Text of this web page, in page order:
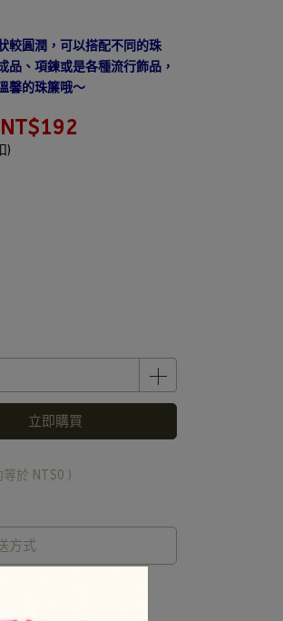
較圓潤，可以搭配不同的珠
品、項鍊或是各種流行飾品，
馨的珠簾哦～
NT$192
)
立即購買
等於 NT$0 )
方式